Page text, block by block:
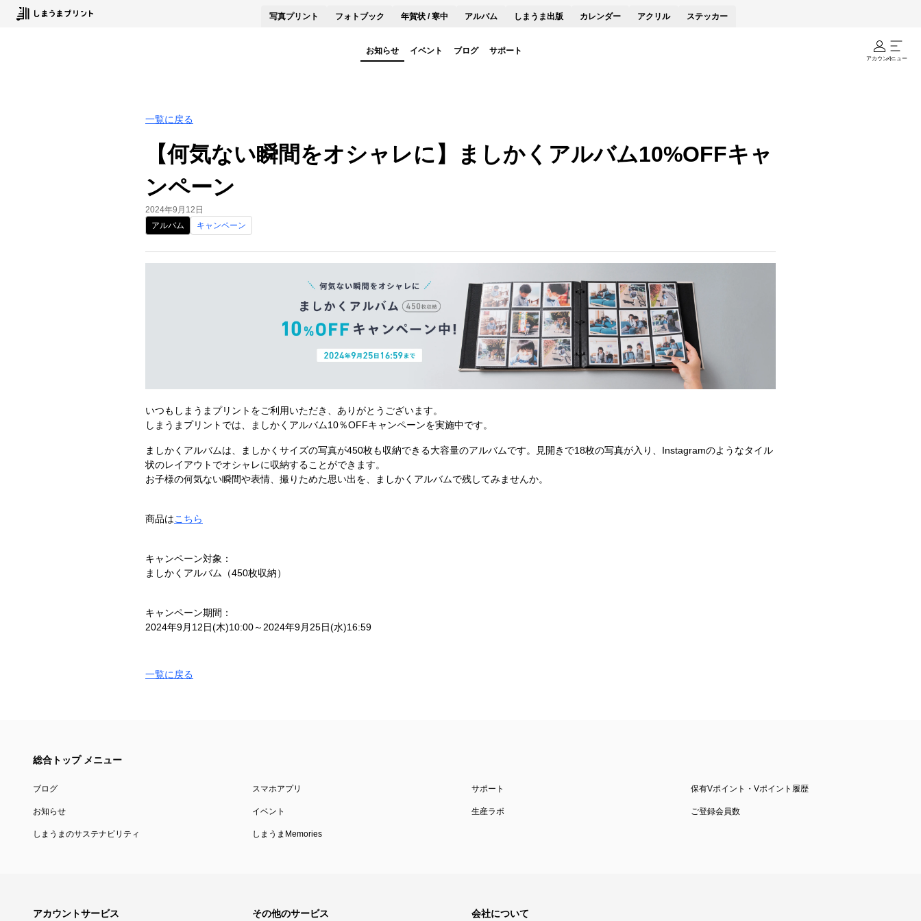
写真プリント フォトブック 年賀状 / 寒中 アルバム しまうま出版 カレンダー アクリル ステッカー
お知らせ イベント ブログ サポート
アカウントメニュー
一覧に戻る
【何気ない瞬間をオシャレに】ましかくアルバム10%OFFキャ
ンペーン
2024年9月12日
アルバム
キャンペーン
いつもしまうまプリントをご利用いただき、ありがとうございます。
しまうまプリントでは、ましかくアルバム10％OFFキャンペーンを実施中です。
ましかくアルバムは、ましかくサイズの写真が450枚も収納できる大容量のアルバムです。見開きで18枚の写真が入り、Instagramのようなタイル
状のレイアウトでオシャレに収納することができます。
お子様の何気ない瞬間や表情、撮りためた思い出を、ましかくアルバムで残してみませんか。
商品はこちら
キャンペーン対象：
ましかくアルバム（450枚収納）
キャンペーン期間：
2024年9月12日(木)10:00～2024年9月25日(水)16:59
一覧に戻る
総合トップ メニュー
ブログ スマホアプリ サポート 保有Vポイント・Vポイント履歴
お知らせ イベント 生産ラボ ご登録会員数
しまうまのサステナビリティ しまうまMemories
アカウントサービス その他のサービス 会社について